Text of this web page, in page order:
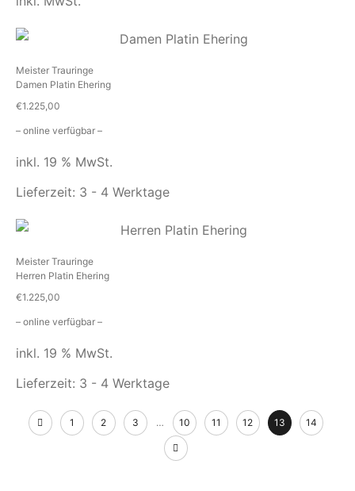
Meister Trauringe
Damen Platin Ehering
€1.225,00
– online verfügbar –
inkl. 19 % MwSt.
Lieferzeit: 3 - 4 Werktage
Meister Trauringe
Herren Platin Ehering
€1.225,00
– online verfügbar –
inkl. 19 % MwSt.
Lieferzeit: 3 - 4 Werktage
1 2 3 … 10 11 12 13 14